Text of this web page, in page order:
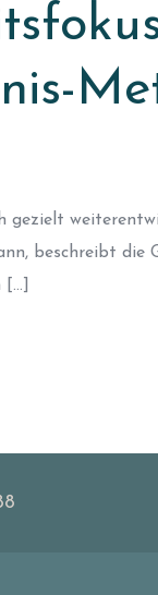
gezielt
beschreibt die
[…]